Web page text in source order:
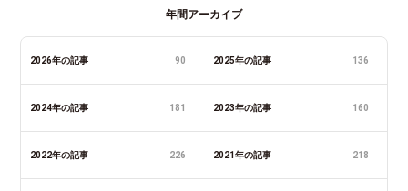
年間アーカイブ
2026年の記事 90 2025年の記事 136
2024年の記事 181 2023年の記事 160
2022年の記事 226 2021年の記事 218